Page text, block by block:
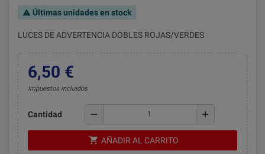
warning Últimas unidades en stock
LUCES DE ADVERTENCIA DOBLES ROJAS/VERDES
6,50 €
Impuestos incluidos
Cantidad remove add
shopping_cart AÑADIR AL CARRITO